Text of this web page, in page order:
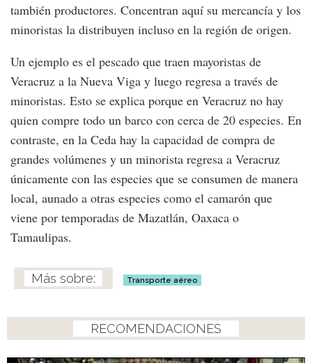
también productores. Concentran aquí su mercancía y los
minoristas la distribuyen incluso en la región de origen.
Un ejemplo es el pescado que traen mayoristas de
Veracruz a la Nueva Viga y luego regresa a través de
minoristas. Esto se explica porque en Veracruz no hay
quien compre todo un barco con cerca de 20 especies. En
contraste, en la Ceda hay la capacidad de compra de
grandes volúmenes y un minorista regresa a Veracruz
únicamente con las especies que se consumen de manera
local, aunado a otras especies como el camarón que
viene por temporadas de Mazatlán, Oaxaca o
Tamaulipas.
Transporte aéreo
RECOMENDACIONES